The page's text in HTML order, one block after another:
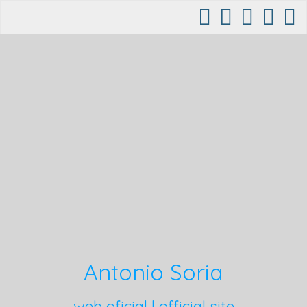
Antonio Soria